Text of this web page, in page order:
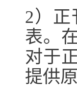
2）
表。
对于
提供